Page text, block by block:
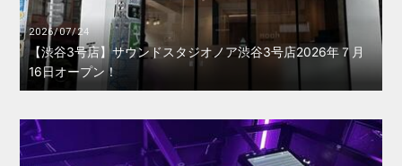
2026/07/24
【渋谷3号店】サウンドスタジオノア渋谷3号店2026年７月
16日オープン！